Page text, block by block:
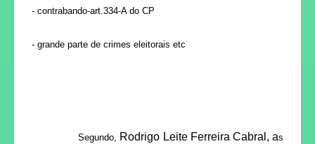
- contrabando-art.334-A do CP
- grande parte de crimes eleitorais etc
Segundo, Rodrigo Leite Ferreira Cabral, as